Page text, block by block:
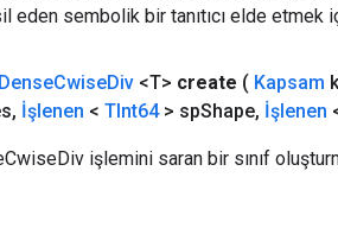
eden sembolik bir tanıtıcı elde etmek
DenseCwiseDiv <T> create ( Kapsam
, İşlenen < TInt64> spShape, İşlenen
işlemini saran bir sınıf